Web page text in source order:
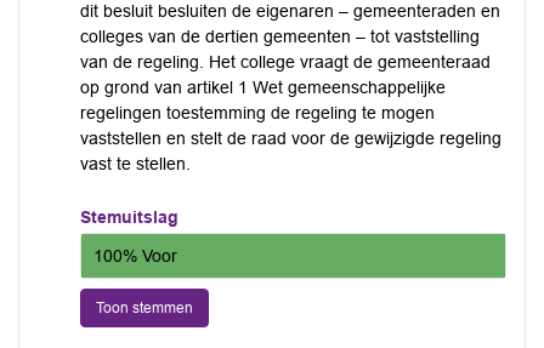
dit besluit besluiten de eigenaren – gemeenteraden en
colleges van de dertien gemeenten – tot vaststelling
van de regeling. Het college vraagt de gemeenteraad
op grond van artikel 1 Wet gemeenschappelijke
regelingen toestemming de regeling te mogen
vaststellen en stelt de raad voor de gewijzigde regeling
vast te stellen.
Stemuitslag
100% Voor
Toon stemmen